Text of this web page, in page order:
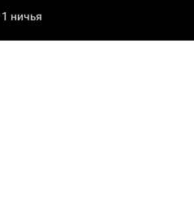
1 ничья